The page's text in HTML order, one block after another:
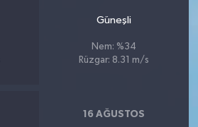
Güneşli
Nem: %34
Rüzgar: 8.31 m/s
16 AĞUSTOS